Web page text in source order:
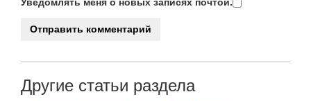
Другие статьи раздела